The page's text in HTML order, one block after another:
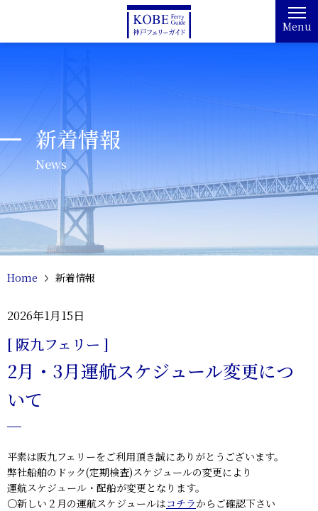
Menu
新着情報
News
Home 新着情報
2026年1月15日
[ 阪九フェリー ]
2月・3月運航スケジュール変更につ
いて
平素は阪九フェリーをご利用頂き誠にありがとうございます。
弊社船舶のドック(定期検査)スケジュールの変更により
運航スケジュール・配船が変更となります。
〇新しい２月の運航スケジュールはコチラからご確認下さい